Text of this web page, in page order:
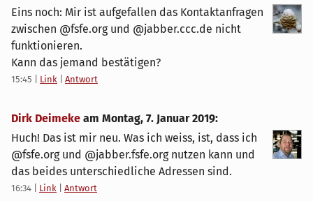
Eins noch: Mir ist aufgefallen das Kontaktanfragen
zwischen @fsfe.org und @jabber.ccc.de nicht
funktionieren.
Kann das jemand bestätigen?
15:45 Link Antwort
Dirk Deimeke am Montag, 7. Januar 2019:
Huch! Das ist mir neu. Was ich weiss, ist, dass ich
@fsfe.org und @jabber.fsfe.org nutzen kann und
das beides unterschiedliche Adressen sind.
16:34 Link Antwort